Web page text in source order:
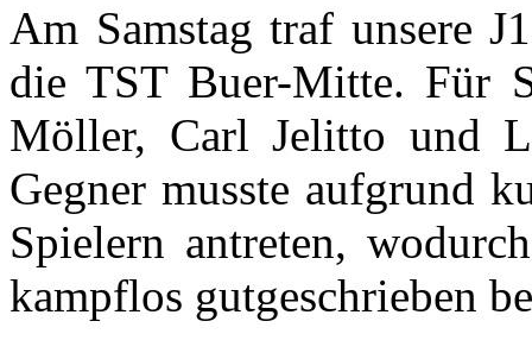
Am Samstag traf unsere
die TST Buer-Mitte. Für
Möller, Carl Jelitto und
Gegner musste aufgrund
Spielern antreten,
kampflos gutgeschrieben